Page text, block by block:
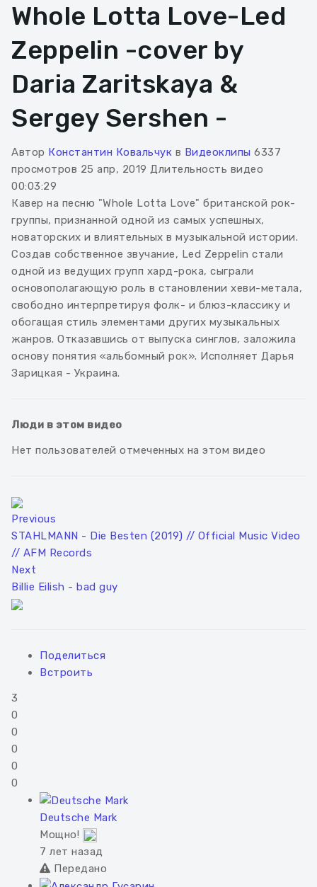
Whole Lotta Love-Led
Zeppelin -cover by
Daria Zaritskaya &
Sergey Sershen -
Автор Константин Ковальчук в Видеоклипы 6337
просмотров 25 апр, 2019 Длительность видео
00:03:29
Кавер на песню "Whole Lotta Love" британской рок-
группы, признанной одной из самых успешных,
новаторских и влиятельных в музыкальной истории.
Создав собственное звучание, Led Zeppelin стали
одной из ведущих групп хард-рока, сыграли
основополагающую роль в становлении хеви-метала,
свободно интерпретируя фолк- и блюз-классику и
обогащая стиль элементами других музыкальных
жанров. Отказавшись от выпуска синглов, заложила
основу понятия «альбомный рок». Исполняет Дарья
Зарицкая - Украина.
Люди в этом видео
Нет пользователей отмеченных на этом видео
Previous
STAHLMANN - Die Besten (2019) // Official Music Video
// AFM Records
Next
Billie Eilish - bad guy
Поделиться
Встроить
3
0
0
0
0
0
Deutsche Mark
Мощно!
7 лет назад
Передано